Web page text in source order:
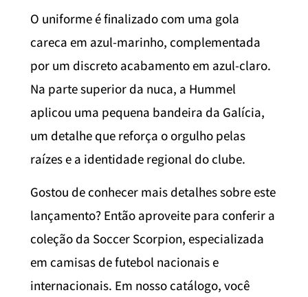
O uniforme é finalizado com uma gola
careca em azul-marinho, complementada
por um discreto acabamento em azul-claro.
Na parte superior da nuca, a Hummel
aplicou uma pequena bandeira da Galícia,
um detalhe que reforça o orgulho pelas
raízes e a identidade regional do clube.
Gostou de conhecer mais detalhes sobre este
lançamento? Então aproveite para conferir a
coleção da Soccer Scorpion, especializada
em camisas de futebol nacionais e
internacionais. Em nosso catálogo, você